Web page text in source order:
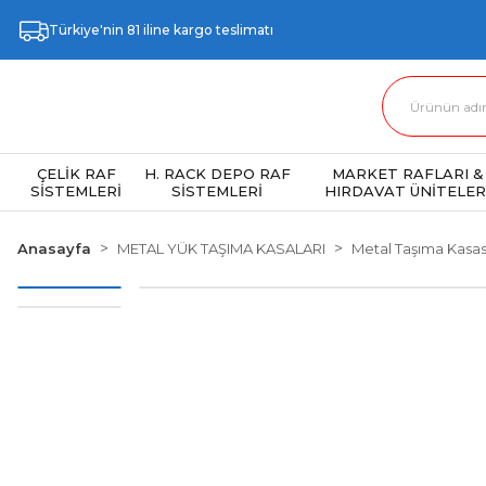
Türkiye'nin 81 iline kargo teslimatı
ÇELİK RAF
SİSTEMLERİ
H. RACK DEPO RAF
SİSTEMLERİ
MARKET RAFLARI &
HIRDAVAT
Anasayfa METAL YÜK TAŞIMA KASALARI Metal Taşıma